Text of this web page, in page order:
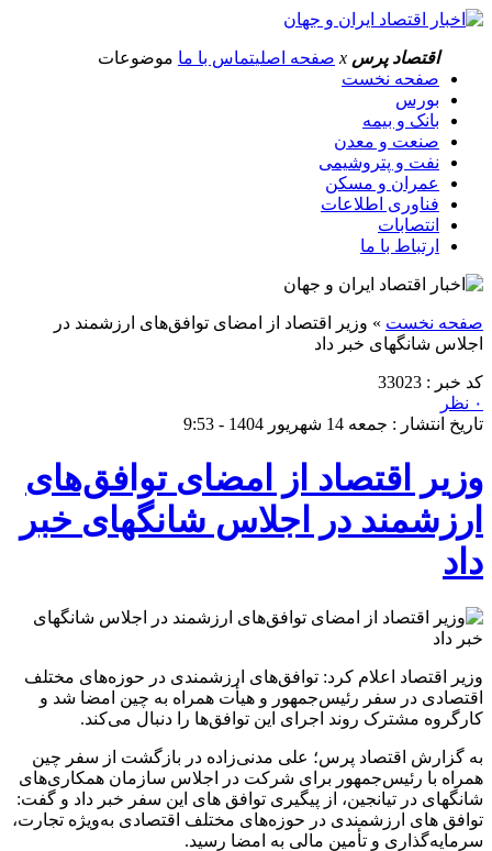
اقتصاد پرس x صفحه اصلیتماس با ما موضوعات
صفحه نخست
بورس
بانک و بیمه
صنعت و معدن
نفت و پتروشیمی
عمران و مسکن
فناوری اطلاعات
انتصابات
ارتباط با ما
صفحه نخست » وزیر اقتصاد از امضای توافق‌های ارزشمند در
اجلاس شانگهای خبر داد
کد خبر : 33023
۰ نظر
تاریخ انتشار : جمعه 14 شهریور 1404 - 9:53
وزیر اقتصاد از امضای توافق‌های
ارزشمند در اجلاس شانگهای خبر
داد
وزیر اقتصاد اعلام کرد: توافق‌های ارزشمندی در حوزه‌های مختلف
اقتصادی در سفر رئیس‌جمهور و هیأت همراه به چین امضا شد و
کارگروه مشترک روند اجرای این توافق‌ها را دنبال می‌کند.
به گزارش اقتصاد پرس؛ علی مدنی‌زاده در بازگشت از سفر چین
همراه با رئیس‌جمهور برای شرکت در اجلاس سازمان همکاری‌های
شانگهای در تیانجین، از پیگیری توافق های این سفر خبر داد و گفت:
توافق های ارزشمندی در حوزه‌های مختلف اقتصادی به‌ویژه تجارت،
سرمایه‌گذاری و تأمین مالی به امضا رسید.